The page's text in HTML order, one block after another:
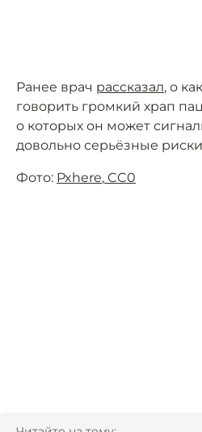
Ранее врач рассказал, о
говорить громкий храп
о которых он может
довольно серьёзные
Фото: Pxhere, CC0